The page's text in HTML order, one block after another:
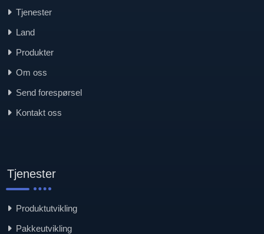
Tjenester
Land
Produkter
Om oss
Send forespørsel
Kontakt oss
Tjenester
Produktutvikling
Pakkeutvikling